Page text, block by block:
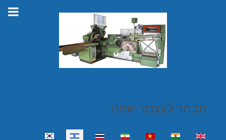
. תבחר לעצמך שפה
Select your language